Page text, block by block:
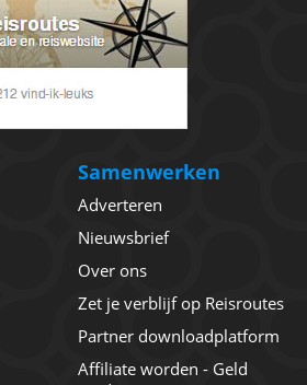
Samenwerken
Adverteren
Nieuwsbrief
Over ons
Zet je verblijf op Reisroutes
Partner downloadplatform
Affiliate worden - Geld